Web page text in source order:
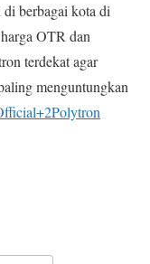
di berbagai kota di
OTR dan
terdekat agar
menguntungkan
+2Polytron